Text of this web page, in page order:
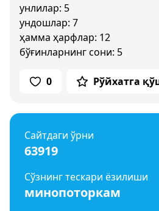
унлилар: 5
ундошлар: 7
ҳамма ҳарфлар: 12
бўғинларнинг сони: 5
0 Рўйхатга
Сайтдаги ўрни
63919
Сўзнинг тескари ёзилиши
минопоторкам